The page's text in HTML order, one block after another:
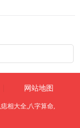
网站地图
痣相大全, 八字算命